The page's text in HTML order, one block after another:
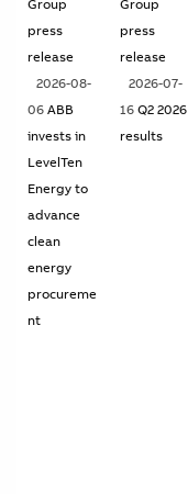
Group
press
release
2026-08-
06 ABB
invests in
LevelTen
Energy to
advance
clean
energy
procureme
nt
Group
press
release
2026-07-
16 Q2 2026
results